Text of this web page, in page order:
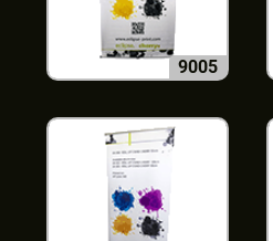
9005